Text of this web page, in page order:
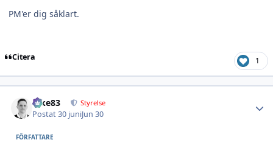
PM'er dig såklart.
Citera 1
nike83 Styrelse
Postat30 juniJun 30
FÖRFATTARE